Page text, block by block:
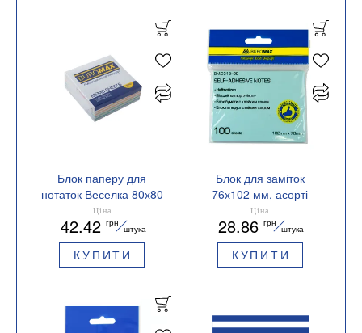
Блок паперу для
нотаток Веселка 80х80
склеєний BM.2232
Buromax
Ціна
42.42 грн
штука
КУПИТИ
Блок для заміток
76х102 мм, асорті
BM.2313-99 Buromax
Ціна
28.86 грн
штука
КУПИТИ